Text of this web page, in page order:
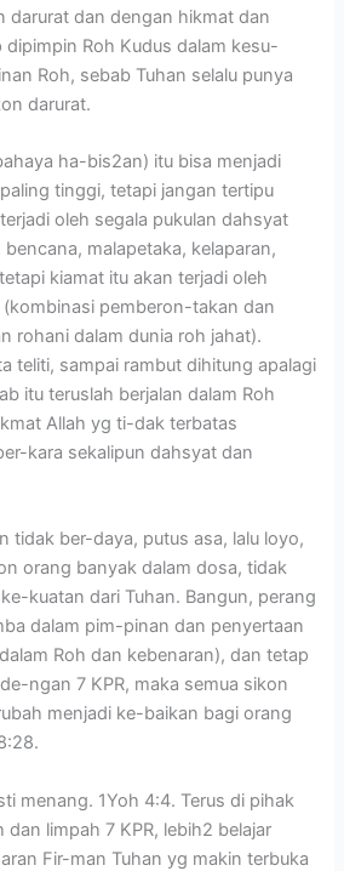
darurat dan dengan hikmat dan
dipimpin Roh Kudus dalam kesu-
Roh, sebab Tuhan selalu punya
darurat.
ha-bis2an) itu bisa menjadi
tinggi, tetapi jangan tertipu
oleh segala pukulan dahsyat
malapetaka, kelaparan,
kiamat itu akan terjadi oleh
pemberon-takan dan
rohani dalam dunia roh jahat).
teliti, sampai rambut dihitung apalagi
itu teruslah berjalan dalam Roh
Allah yg ti-dak terbatas
kara sekalipun dahsyat dan
tidak ber-daya, putus asa, lalu loyo,
orang banyak dalam dosa, tidak
kuatan dari Tuhan. Bangun, perang
dalam pim-pinan dan penyertaan
Roh dan kebenaran), dan tetap
ngan 7 KPR, maka semua sikon
menjadi ke-baikan bagi orang
menang. 1Yoh 4:4. Terus di pihak
limpah 7 KPR, lebih2 belajar
Fir-man Tuhan yg makin terbuka